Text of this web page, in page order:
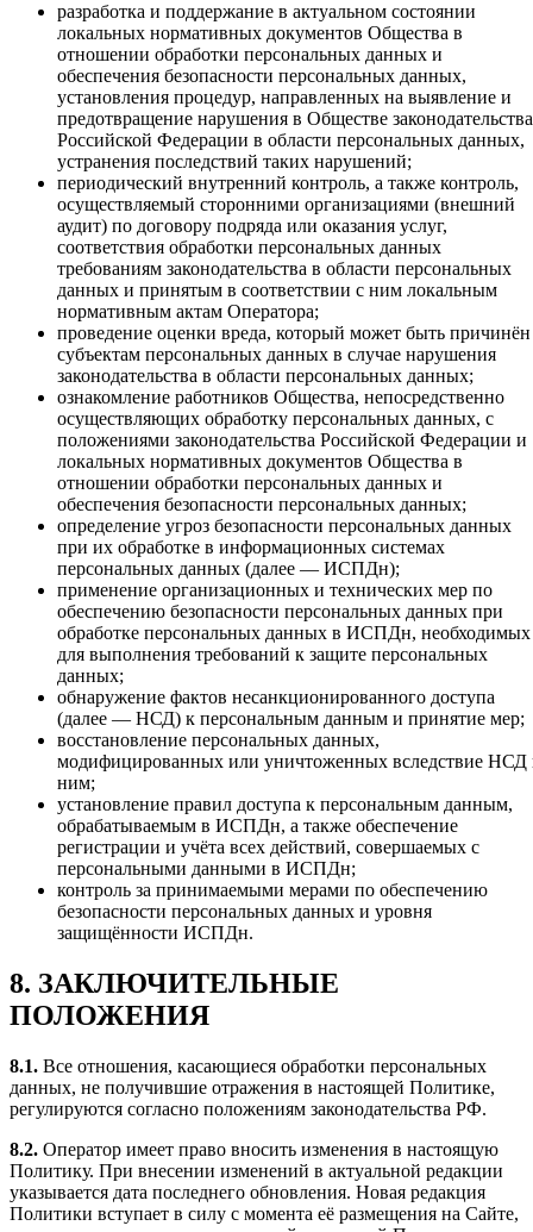
разработка и поддержание в актуальном состоянии
локальных нормативных документов Общества в
отношении обработки персональных данных и
обеспечения безопасности персональных данных,
установления процедур, направленных на выявление и
предотвращение нарушения в Обществе законодательства
Российской Федерации в области персональных данных,
устранения последствий таких нарушений;
периодический внутренний контроль, а также контроль,
осуществляемый сторонними организациями (внешний
аудит) по договору подряда или оказания услуг,
соответствия обработки персональных данных
требованиям законодательства в области персональных
данных и принятым в соответствии с ним локальным
нормативным актам Оператора;
проведение оценки вреда, который может быть причинён
субъектам персональных данных в случае нарушения
законодательства в области персональных данных;
ознакомление работников Общества, непосредственно
осуществляющих обработку персональных данных, с
положениями законодательства Российской Федерации и
локальных нормативных документов Общества в
отношении обработки персональных данных и
обеспечения безопасности персональных данных;
определение угроз безопасности персональных данных
при их обработке в информационных системах
персональных данных (далее — ИСПДн);
применение организационных и технических мер по
обеспечению безопасности персональных данных при
обработке персональных данных в ИСПДн, необходимых
для выполнения требований к защите персональных
данных;
обнаружение фактов несанкционированного доступа
(далее — НСД) к персональным данным и принятие мер;
восстановление персональных данных,
модифицированных или уничтоженных вследствие НСД
ним;
установление правил доступа к персональным данным,
обрабатываемым в ИСПДн, а также обеспечение
регистрации и учёта всех действий, совершаемых с
персональными данными в ИСПДн;
контроль за принимаемыми мерами по обеспечению
безопасности персональных данных и уровня
защищённости ИСПДн.
8. ЗАКЛЮЧИТЕЛЬНЫЕ
ПОЛОЖЕНИЯ
8.1. Все отношения, касающиеся обработки персональных
данных, не получившие отражения в настоящей Политике,
регулируются согласно положениям законодательства РФ.
8.2. Оператор имеет право вносить изменения в настоящую
Политику. При внесении изменений в актуальной редакции
указывается дата последнего обновления. Новая редакция
Политики вступает в силу с момента её размещения на Сайте,